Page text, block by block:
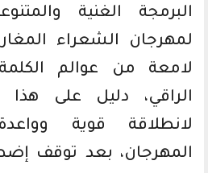
البرمجة الغنية
لمهرجان الشعراء
لامعة من عوالم الكلمة
الراقي، دليل على هذا
لانطلاقة قوية
المهرجان، بعد توقف